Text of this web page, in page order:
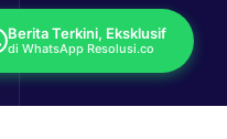
Berita Terkini, Eksklusif
di WhatsApp Resolusi.co